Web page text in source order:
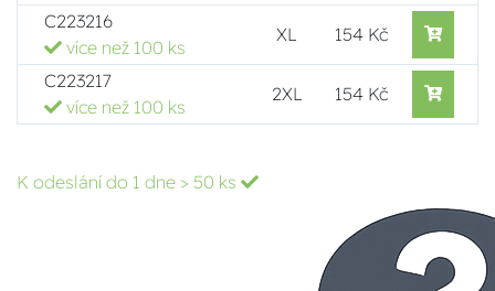
C223216
více než 100 ks
XL 154 Kč
C223217
více než 100 ks
2XL 154 Kč
K odeslání do 1 dne > 50 ks